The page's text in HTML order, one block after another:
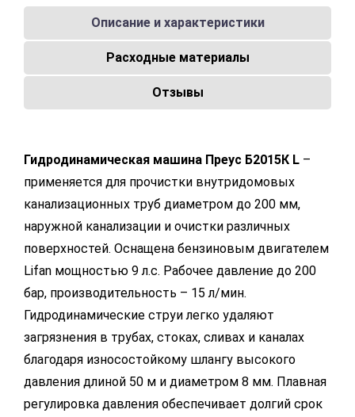
Описание и характеристики
Расходные материалы
Отзывы
Гидродинамическая машина Преус Б2015К L –
применяется для прочистки внутридомовых
канализационных труб диаметром до 200 мм,
наружной канализации и очистки различных
поверхностей. Оснащена бензиновым двигателем
Lifan мощностью 9 л.с. Рабочее давление до 200
бар, производительность – 15 л/мин.
Гидродинамические струи легко удаляют
загрязнения в трубах, стоках, сливах и каналах
благодаря износостойкому шлангу высокого
давления длиной 50 м и диаметром 8 мм. Плавная
регулировка давления обеспечивает долгий срок